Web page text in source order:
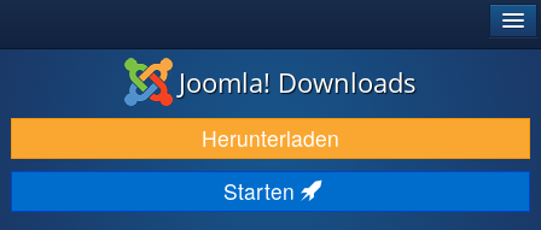
DOWNLOAD & ERWEITERN
ENTDECKEN & LERNEN
COMMUNITY & SUPPORT
Joomla! Downloads
Herunterladen
Starten